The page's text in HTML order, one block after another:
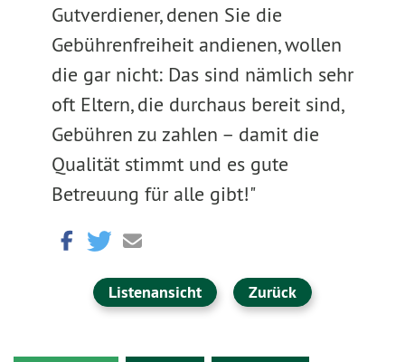
Gutverdiener, denen Sie die
Gebührenfreiheit andienen, wollen
die gar nicht: Das sind nämlich sehr
oft Eltern, die durchaus bereit sind,
Gebühren zu zahlen – damit die
Qualität stimmt und es gute
Betreuung für alle gibt!"
Listenansicht Zurück